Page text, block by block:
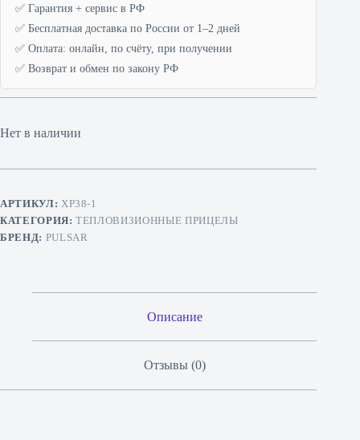
✅ Гарантия + сервис в РФ
✅ Бесплатная доставка по России от 1–2 дней
✅ Оплата: онлайн, по счёту, при получении
✅ Возврат и обмен по закону РФ
Нет в наличии
АРТИКУЛ: XP38-1
КАТЕГОРИЯ:ТЕПЛОВИЗИОННЫЕ ПРИЦЕЛЫ
БРЕНД: PULSAR
Описание
Отзывы (0)